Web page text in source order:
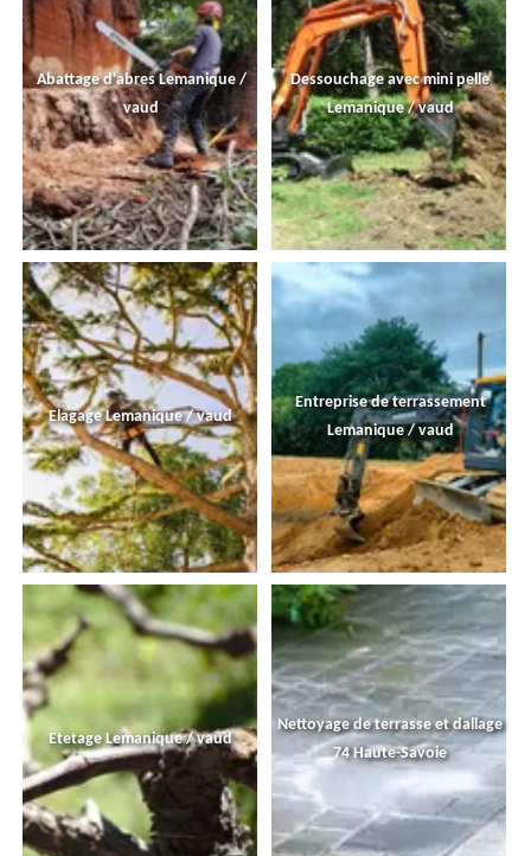
Abattage d'abres Lemanique /
vaud
Dessouchage avec mini pelle
Lemanique / vaud
Elagage Lemanique / vaud
Entreprise de terrassement
Lemanique / vaud
Etetage Lemanique / vaud
Nettoyage de terrasse et dallage
74 Haute-Savoie